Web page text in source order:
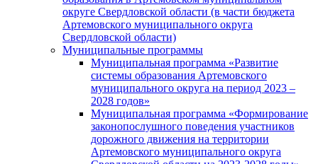
округе Свердловской области (в части бюджета
Артемовского муниципального округа
Свердловской области)
Муниципальные программы
Муниципальная программа «Развитие
системы образования Артемовского
муниципального округа на период 2023 –
2028 годов»
Муниципальная программа «Формирование
законопослушного поведения участников
дорожного движения на территории
Артемовского муниципального округа